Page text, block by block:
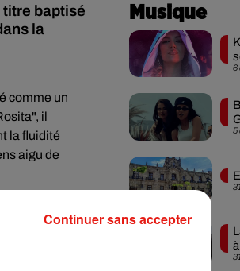
baptisé
la
comme un
il
la fluidité
aigu de
retrouve
apportent
des lignes
Musique
6
5
Continuer sans accepter